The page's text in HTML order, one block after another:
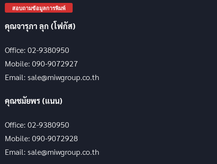
สอบถามข้อมูลการพิมพ์
คุณจารุภา ลุก (โฟกัส)
Office: 02-9380950
Mobile: 090-9072927
Email: sale@miwgroup.co.th
คุณชมัยพร (แนน)
Office: 02-9380950
Mobile: 090-9072928
Email: sale@miwgroup.co.th